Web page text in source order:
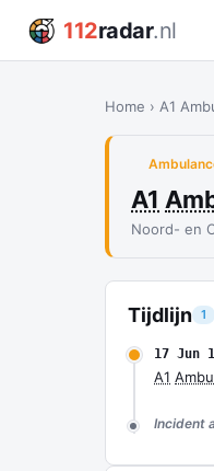
112radar.nl
Home › A1
A1
Noord- en
Tijdlijn 1
17 Jun
A1 Ambu
Incident